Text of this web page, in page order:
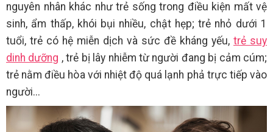
nguyên nhân khác như trẻ sống trong điều kiện mất vệ
sinh, ẩm thấp, khói bụi nhiều, chật hẹp; trẻ nhỏ dưới 1
tuổi, trẻ có hệ miễn dịch và sức đề kháng yếu, trẻ suy
dinh dưỡng , trẻ bị lây nhiễm từ người đang bị cảm cúm;
trẻ nằm điều hòa với nhiệt độ quá lạnh phả trực tiếp vào
người...